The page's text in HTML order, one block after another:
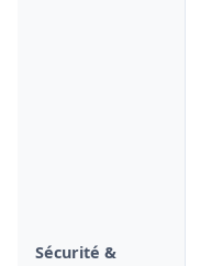
Sécurité &